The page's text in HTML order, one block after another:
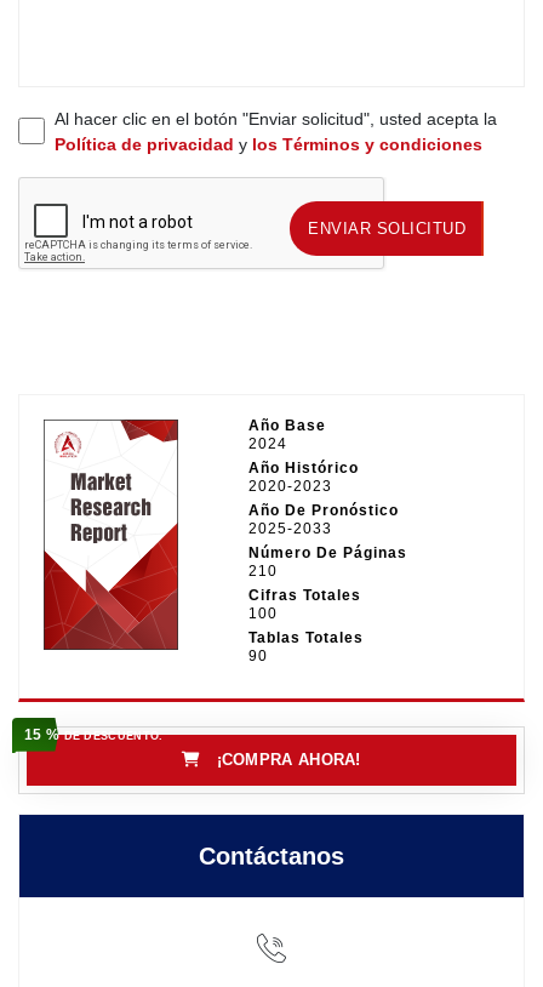
Al hacer clic en el botón "Enviar solicitud", usted acepta la
Política de privacidad y los Términos y condiciones
ENVIAR SOLICITUD ENVIAR SOLICITUD
Año Base
2024
Año Histórico
2020-2023
Año De Pronóstico
2025-2033
Número De Páginas
210
Cifras Totales
100
Tablas Totales
90
15 %DE DESCUENTO.
¡COMPRA AHORA!
Contáctanos